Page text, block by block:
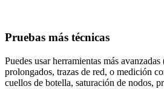
Pruebas más técnicas
Puedes usar herramientas más
prolongados, trazas de red, o medición
cuellos de botella, saturación de nodos,